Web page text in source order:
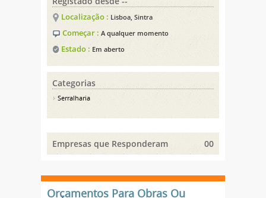
Localização : Lisboa, Sintra
Começar : A qualquer momento
Estado : Em aberto
Categorias
Serralharia
Empresas que Responderam 00
Orçamentos Para Obras Ou